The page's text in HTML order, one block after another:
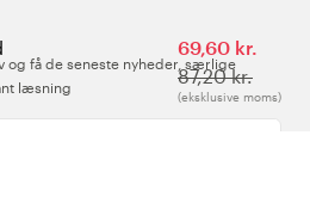
69,60 kr.
87,20 kr.
(eksklusive moms)
og få de seneste nyheder, særlige
læsning